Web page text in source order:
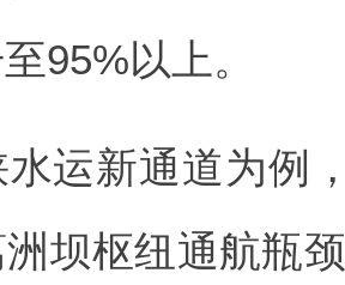
95%以上。
水运新通道为例
坝枢纽通航瓶